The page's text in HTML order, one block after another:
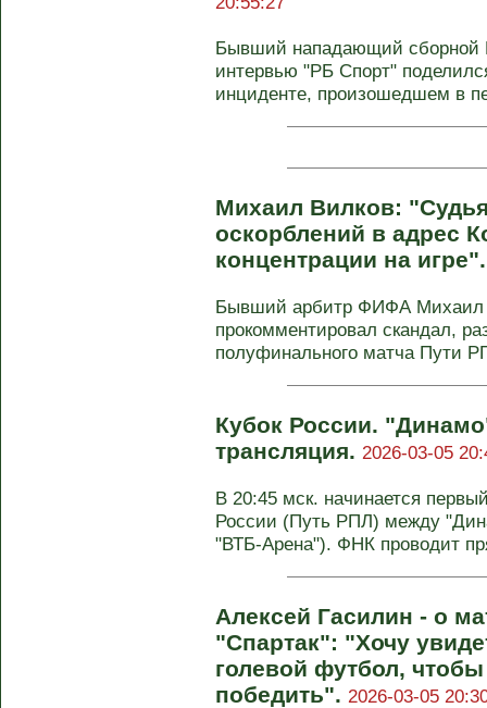
Бывший нападающий сборной
интервью "РБ Спорт"
инциденте, произошедшем в
Михаил Вилков:
оскорблений в адрес
концентрации на
Бывший арбитр ФИФА Михаил
прокомментировал скандал,
полуфинального матча Пути
Кубок России.
трансляция. 2026-03-05
В 20:45 мск. начинается
России (Путь РПЛ) между
"ВТБ-Арена"). ФНК проводит
Алексей Гасилин - о
"Спартак": "Хочу
голевой футбол,
победить". 2026-03-05